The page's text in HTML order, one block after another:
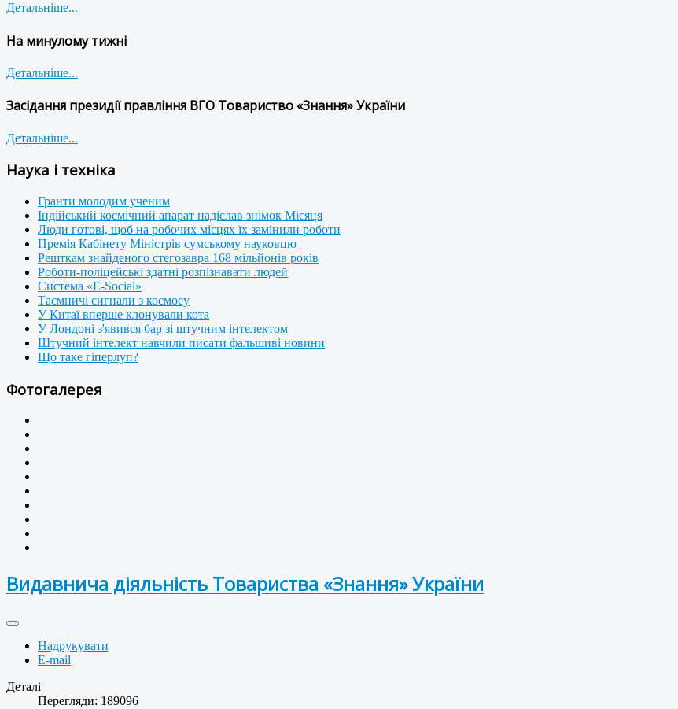
Детальніше...
На минулому тижні
Детальніше...
Засідання президії правління ВГО Товариство «Знання» України
Детальніше...
Наука і техніка
Гранти молодим ученим
Індійський космічний апарат надіслав знімок Місяця
Люди готові, щоб на робочих місцях їх замінили роботи
Премія Кабінету Міністрів сумському науковцю
Решткам знайденого стегозавра 168 мільйонів років
Роботи-поліцейські здатні розпізнавати людей
Система «E-Social»
Таємничі сигнали з космосу
У Китаї вперше клонували кота
У Лондоні з'явився бар зі штучним інтелектом
Штучний інтелект навчили писати фальшиві новини
Що таке гіперлуп?
Фотогалерея
Видавнича діяльність Товариства «Знання» України
Надрукувати
E-mail
Деталі
Перегляди: 189096